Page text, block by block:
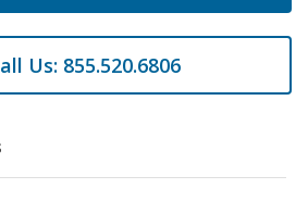
Us: 855.520.6806